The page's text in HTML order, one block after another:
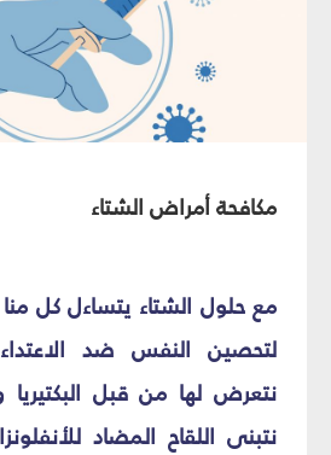
مكافحة أمراض الشتاء
مع حلول الشتاء يتساءل كل
لتحصين النفس ضد
نتعرض لها من قبل
نتبنى اللقاح المضاد